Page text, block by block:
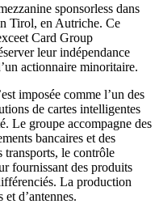
sponsorless dans
Tirol, en Autriche. Ce
Card Group
leur indépendance
actionnaire minoritaire.
imposée comme l’un des
de cartes intelligentes
Le groupe accompagne des
bancaires et des
transports, le contrôle
fournissant des produits
La production
d’antennes.